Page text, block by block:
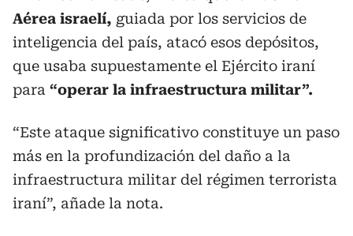
Aérea israelí, guiada por los servicios de
inteligencia del país, atacó esos depósitos,
que usaba supuestamente el Ejército iraní
para “operar la infraestructura militar”.
“Este ataque significativo constituye un paso
más en la profundización del daño a la
infraestructura militar del régimen terrorista
iraní”, añade la nota.